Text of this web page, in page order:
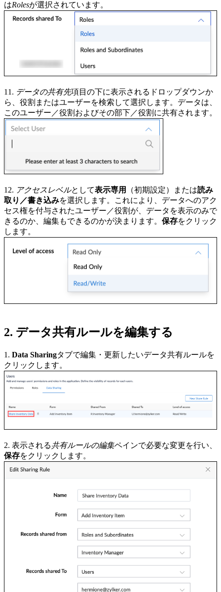
はRolesが選択されています。
11. データの共有先項目の下に表示されるドロップダウンか
ら、役割またはユーザーを検索して選択します。データは、
このユーザー／役割およびその部下／役割に共有されます。
12. アクセスレベルとして表示専用 （初期設定）または読み
取り／書き込みを選択します。これにより、データへのアク
セス権を付与されたユーザー／役割が、データを表示のみで
きるのか、編集もできるのかが決まります。 保存をクリック
します。
2. データ共有ルールを編集する
1. Data Sharingタブで編集・更新したいデータ共有ルールを
クリックします。
2. 表示される共有ルールの編集ペインで必要な変更を行い、
保存をクリックします。